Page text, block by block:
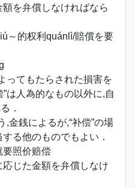
を弁償しなければなら
～的权利quánlì/賠償を要
ってもたらされた損害を
は人為的なもの以外に,自
．
,金銭によるが,“补偿”の場
る他のものでもよい．
要照价赔偿
じた金額を弁償しなけ